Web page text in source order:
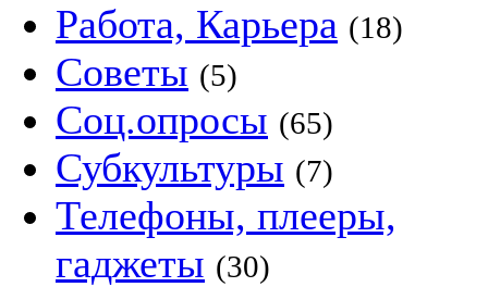
Работа, Карьера (18)
Советы (5)
Соц.опросы (65)
Субкультуры (7)
Телефоны, плееры,
гаджеты (30)